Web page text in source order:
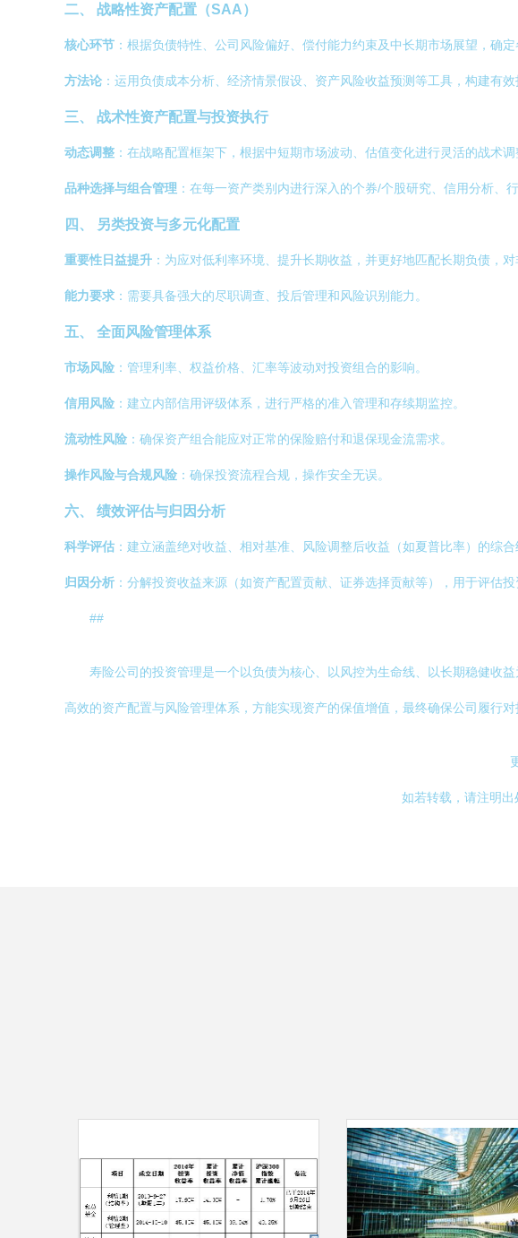
二、 战略性资产配置（SAA）
核心环节 ：根据负债特性、公司风险偏好、偿付能力约束及中长期市场展望，确
方法论 ：运用负债成本分析、经济情景假设、资产风险收益预测等工具，构建有效
三、 战术性资产配置与投资执行
动态调整 ：在战略配置框架下，根据中短期市场波动、估值变化进行灵活的战术
品种选择与组合管理 ：在每一资产类别内进行深入的个券/个股研究、信用分析、
四、 另类投资与多元化配置
重要性日益提升 ：为应对低利率环境、提升长期收益，并更好地匹配长期负债，
能力要求 ：需要具备强大的尽职调查、投后管理和风险识别能力。
五、 全面风险管理体系
市场风险 ：管理利率、权益价格、汇率等波动对投资组合的影响。
信用风险 ：建立内部信用评级体系，进行严格的准入管理和存续期监控。
流动性风险 ：确保资产组合能应对正常的保险赔付和退保现金流需求。
操作风险与合规风险 ：确保投资流程合规，操作安全无误。
六、 绩效评估与归因分析
科学评估 ：建立涵盖绝对收益、相对基准、风险调整后收益（如夏普比率）的综合
归因分析 ：分解投资收益来源（如资产配置贡献、证券选择贡献等），用于评估
##
寿险公司的投资管理是一个以负债为核心、以风控为生命线、以长期稳健收
高效的资产配置与风险管理体系，方能实现资产的保值增值，最终确保公司履行对
如若转载，请注明